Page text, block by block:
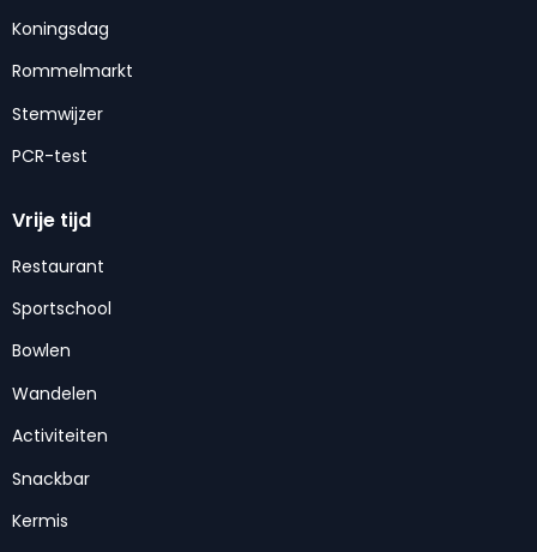
Koningsdag
Rommelmarkt
Stemwijzer
PCR-test
Vrije tijd
Restaurant
Sportschool
Bowlen
Wandelen
Activiteiten
Snackbar
Kermis